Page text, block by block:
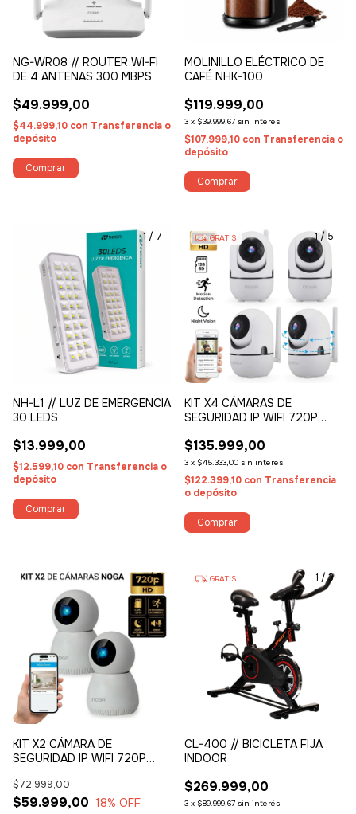
NG-WR08 // ROUTER WI-FI
DE 4 ANTENAS 300 MBPS
$49.999,00
$44.999,10 con Transferencia o
depósito
MOLINILLO ELÉCTRICO DE
CAFÉ NHK-100
$119.999,00
3 x $39.999,67 sin interés
$107.999,10 con Transferencia o
depósito
1 / 7
NH-L1 // LUZ DE EMERGENCIA
30 LEDS
$13.999,00
$12.599,10 con Transferencia o
depósito
1/ 5
GRATIS
KIT X4 CÁMARAS DE
SEGURIDAD IP WIFI 720P
AUDIO BIDIRECCIONAL Y
DETECTOR DE MOVIMIENTO
$135.999,00
3 x $45.333,00 sin interés
$122.399,10 con Transferencia
o depósito
1/5
KIT X2 CÁMARA DE
SEGURIDAD IP WIFI 720P
AUDIO BIDIRECCIONAL Y
DETECTOR DE MOVIMIENTO
$59.999,00
$72.999,00
18% OFF
1 /3
GRATIS
CL-400 // BICICLETA FIJA
INDOOR
$269.999,00
3 x $89.999,67 sin interés